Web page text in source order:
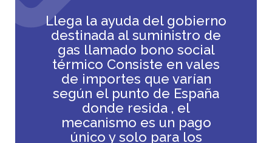
Llega la ayuda del gobierno
destinada al suministro de
gas llamado bono social
térmico Consiste en vales
de importes que varían
según el punto de España
donde resida , el
mecanismo es un pago
único y solo para los